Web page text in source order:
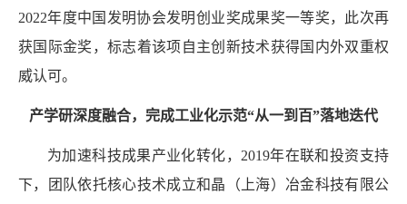
2022年度中国发明协会发明创业奖成果奖一等奖，此次再
获国际金奖，标志着该项自主创新技术获得国内外双重权
威认可。
产学研深度融合，完成工业化示范“从一到百”落地迭代
为加速科技成果产业化转化， 2019年在联和投资支持
下，团队依托核心技术成立和晶（上海）冶金科技有限公